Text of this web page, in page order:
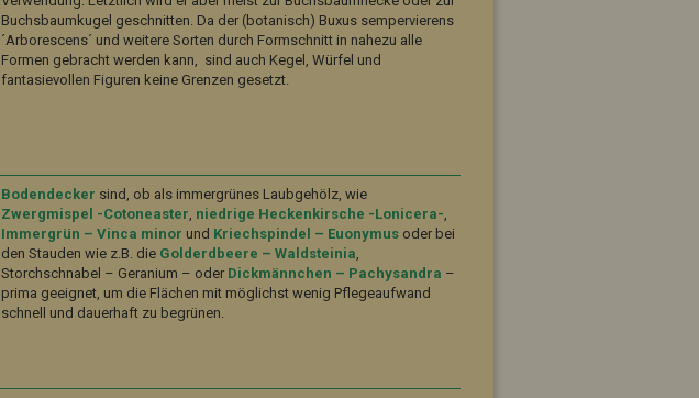
Buchsbaumkugel geschnitten. Da der (botanisch) Buxus sempervierens
´Arborescens´ und weitere Sorten durch Formschnitt in nahezu alle
Formen gebracht werden kann, sind auch Kegel, Würfel und
fantasievollen Figuren keine Grenzen gesetzt.
Bodendecker sind, ob als immergrünes Laubgehölz, wie
Zwergmispel -Cotoneaster, niedrige Heckenkirsche -Lonicera-,
Immergrün – Vinca minor und Kriechspindel – Euonymus oder bei
den Stauden wie z.B. die Golderdbeere – Waldsteinia,
Storchschnabel – Geranium – oder Dickmännchen – Pachysandra –
prima geeignet, um die Flächen mit möglichst wenig Pflegeaufwand
schnell und dauerhaft zu begrünen.